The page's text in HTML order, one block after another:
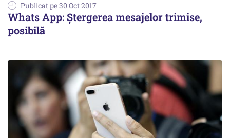
Publicat pe 30 Oct 2017
Whats App: Ștergerea mesajelor trimise,
posibilă